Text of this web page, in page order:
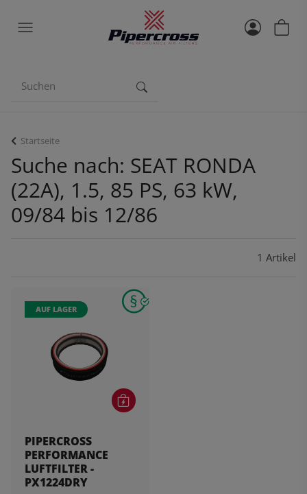
Startseite
Suche nach: SEAT RONDA
(22A), 1.5, 85 PS, 63 kW,
09/84 bis 12/86
1 Artikel
AUF LAGER
PIPERCROSS
PERFORMANCE
LUFTFILTER -
PX1224DRY